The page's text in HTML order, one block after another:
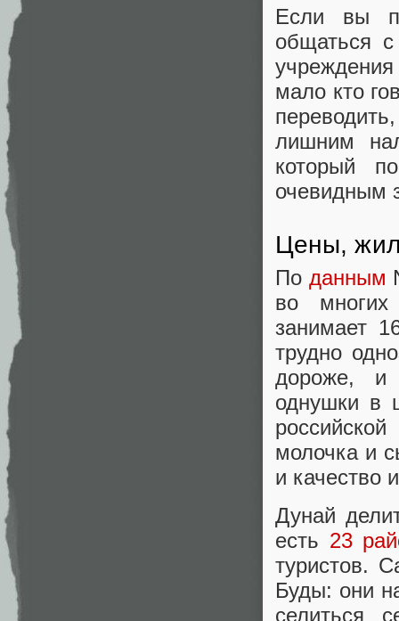
Если вы
общаться с
мало кто
лишним
который
очевидным
Цены,
По данным
во многих
занимает
трудно
дороже, и
однушки в
молочка и
и качество
Дунай
есть 23
туристов.
Буды: они
селиться